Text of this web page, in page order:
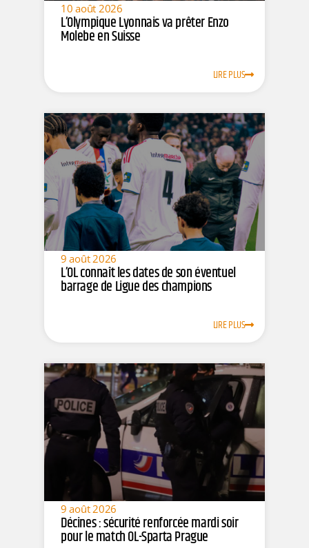
10 août 2026
L’Olympique Lyonnais va prêter Enzo
Molebe en Suisse
LIRE PLUS
9 août 2026
L’OL connaît les dates de son éventuel
barrage de Ligue des champions
LIRE PLUS
9 août 2026
Décines : sécurité renforcée mardi soir
pour le match OL-Sparta Prague